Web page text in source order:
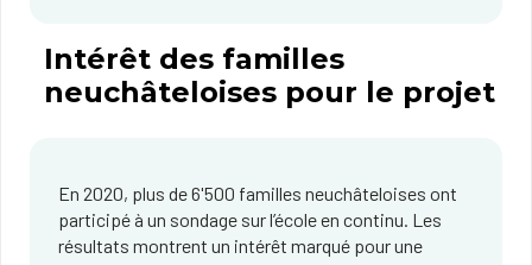
Intérêt des familles
neuchâteloises pour le projet
En 2020, plus de 6'500 familles neuchâteloises ont
participé à un sondage sur l’école en continu. Les
résultats montrent un intérêt marqué pour une